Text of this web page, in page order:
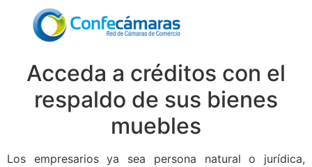
Acceda a créditos con el
respaldo de sus bienes
muebles
Los empresarios ya sea persona natural o jurídica,